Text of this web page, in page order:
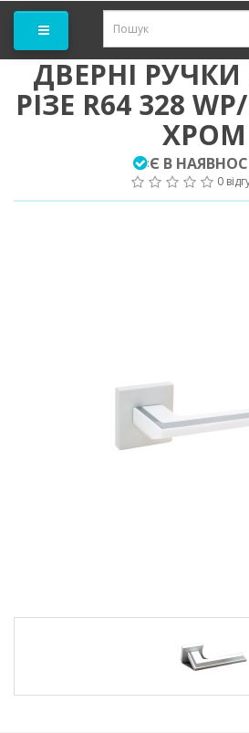
ДВЕРНІ РУЧКИ
РІЗЕ R64 328
ХРОМ
:Є В
0